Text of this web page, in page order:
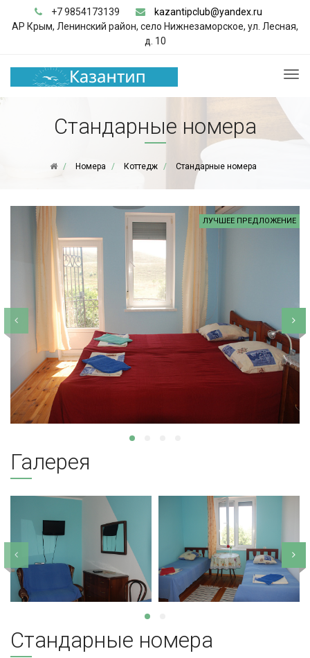
+7 9854173139
kazantipclub@yandex.ru
АР Крым, Ленинский район, село Нижнезаморское, ул. Лесная,
д. 10
Стандарные номера
Номера Коттедж Стандарные номера
ЛУЧШЕЕ ПРЕДЛОЖЕНИЕ
Галерея
Стандарные номера